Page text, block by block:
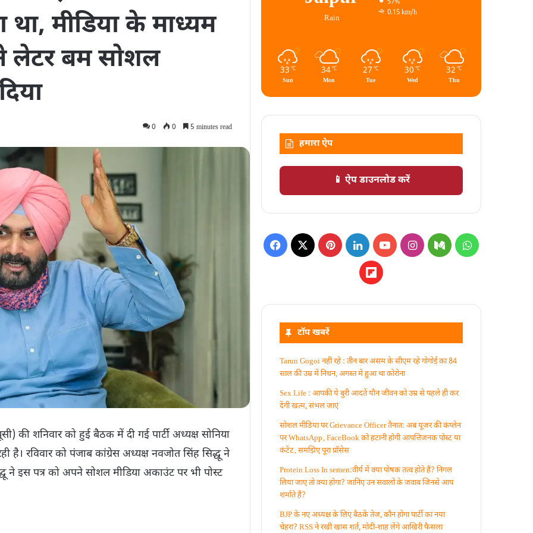
मीडिया के माध्यम
लेटर बम सोशल
0 0 5 minutes read
की शनिवार को हुई बैठक में दी गई पार्टी अध्यक्ष सोनिया
है। रविवार को पंजाब कांग्रेस अध्यक्ष नवजोत सिंह सिद्धू ने
ने इस पत्र को अपने सोशल मीडिया अकाउंट पर भी पोस्ट
Rain
57%
0.15 km/h
33 ℃
Sun
34 ℃
Mon
27 ℃
Tue
30 ℃
Wed
32 ℃
Thu
हमारा ऐप
📱 ऐप डाउनलोड करें
टॉप खबरें
Tarun Gogoi नहीं रहे : तीन बार असम के सीएम रहे गोगोई का 84
साल की उम्र में निधन, अगस्त में हुआ था कोरोना
Sex Life : आपकी ये बुरी आदतें याैन जीवन को उम्र से पहले ही कर
देंगी खत्म, संभल जाएं
सोशल मीडिया पर Grievance Officer तैनात: अब यूजर की कंप्लेन
पर WhatsApp‚ FaceBook को हटानी होगी आपत्तिजनक पोस्ट या
कंटेंट‚ समझिए पूरा प्रॉसेस
Protein Loss In semen:वीर्य में क्या पोषक तत्व होते हैं? निगल
लिया जाए तो क्या होगा? जानिए उन सवालों के जवाब जिनसे आप
शर्माते हैं?
BJP के नए अध्यक्ष के लिए बैठकें तेज, कौन होगा पार्टी का नया
चेहरा? RSS ने रखी खास शर्त, मोदी-शाह लेंगे आखिरी फैसला